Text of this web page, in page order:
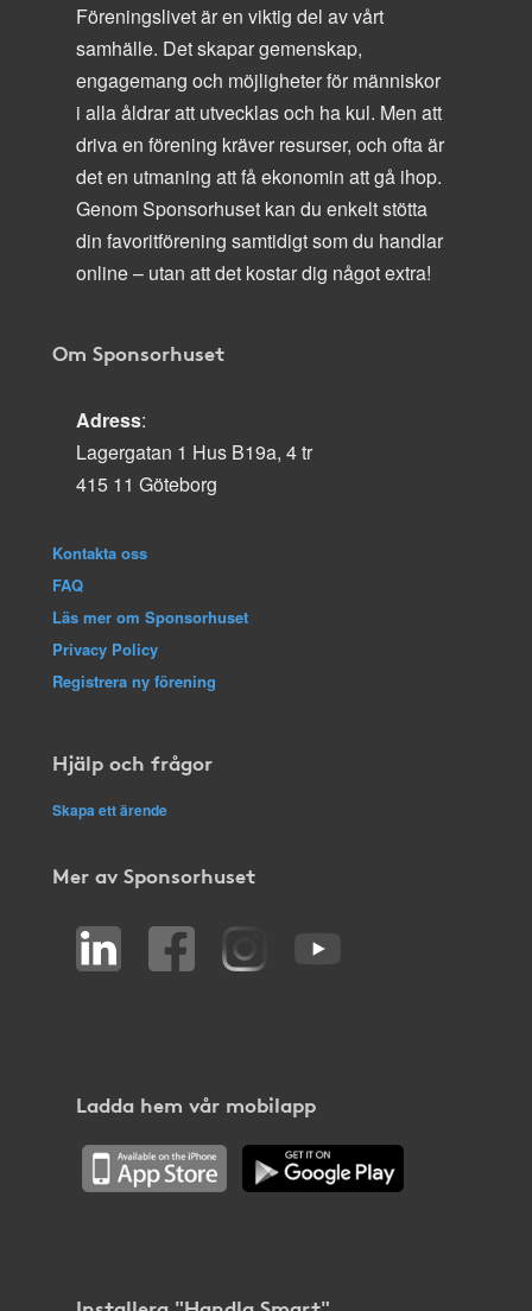
Föreningslivet är en viktig del av vårt
samhälle. Det skapar gemenskap,
engagemang och möjligheter för människor
i alla åldrar att utvecklas och ha kul. Men att
driva en förening kräver resurser, och ofta är
det en utmaning att få ekonomin att gå ihop.
Genom Sponsorhuset kan du enkelt stötta
din favoritförening samtidigt som du handlar
online – utan att det kostar dig något extra!
Om Sponsorhuset
Adress:
Lagergatan 1 Hus B19a, 4 tr
415 11 Göteborg
Kontakta oss
FAQ
Läs mer om Sponsorhuset
Privacy Policy
Registrera ny förening
Hjälp och frågor
Skapa ett ärende
Mer av Sponsorhuset
Ladda hem vår mobilapp